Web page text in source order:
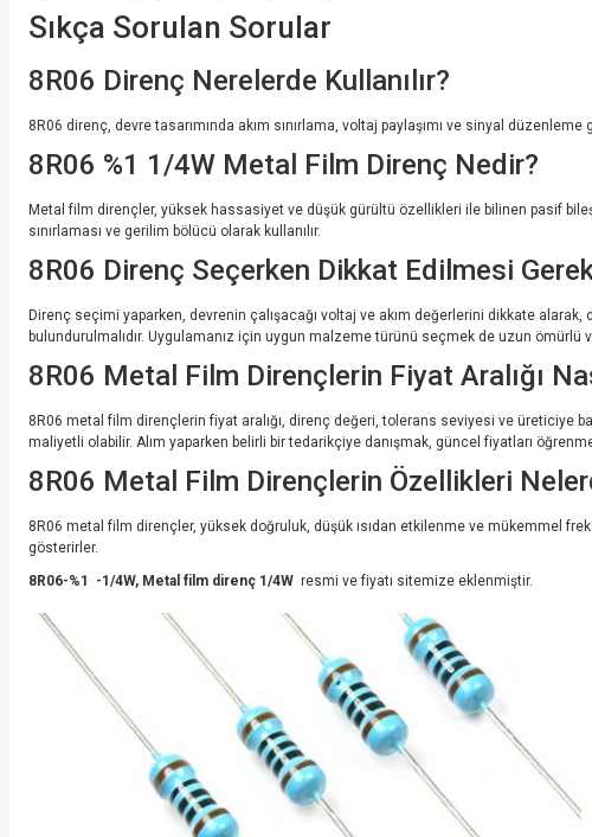
Sıkça Sorulan Sorular
8R06 Direnç Nerelerde Kullanılır?
8R06 direnç, devre tasarımında akım sınırlama, voltaj paylaşımı ve sinyal
8R06 %1 1/4W Metal Film Direnç Nedir?
Metal film dirençler, yüksek hassasiyet ve düşük gürültü özellikleri ile bilinen pasif
sınırlaması ve gerilim bölücü olarak kullanılır.
8R06 Direnç Seçerken Dikkat Edilmesi
Direnç seçimi yaparken, devrenin çalışacağı voltaj ve akım değerlerini dikkate
bulundurulmalıdır. Uygulamanız için uygun malzeme türünü seçmek de uzun
8R06 Metal Film Dirençlerin Fiyat Aralığı
8R06 metal film dirençlerin fiyat aralığı, direnç değeri, tolerans seviyesi ve üreticiye
maliyetli olabilir. Alım yaparken belirli bir tedarikçiye danışmak, güncel fiyatları
8R06 Metal Film Dirençlerin Özellikleri
8R06 metal film dirençler, yüksek doğruluk, düşük ısıdan etkilenme ve mükemmel
gösterirler.
8R06-%1 -1/4W, Metal film direnç 1/4W resmi ve fiyatı sitemize eklenmiştir.